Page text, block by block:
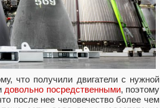
что получили двигатели с нужной
довольно посредственными, поэтому
после нее человечество более чем